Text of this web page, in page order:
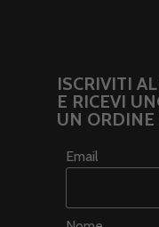
ISCRIVITI
E RICEVI
UN
Email